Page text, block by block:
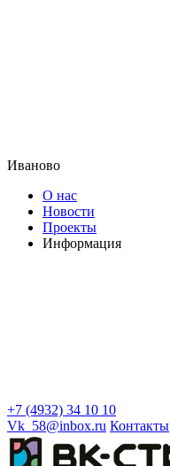
Иваново
О нас
Новости
Проекты
Информация
+7 (4932) 34 10 10
Vk_58@inbox.ru Контакты